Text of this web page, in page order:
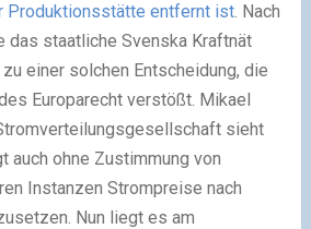
Produktionsstätte entfernt ist. Nach
das staatliche Svenska Kraftnät
einer solchen Entscheidung, die
Europarecht verstößt. Mikael
sieht
auch ohne Zustimmung von
Instanzen Strompreise nach
Nun liegt es am